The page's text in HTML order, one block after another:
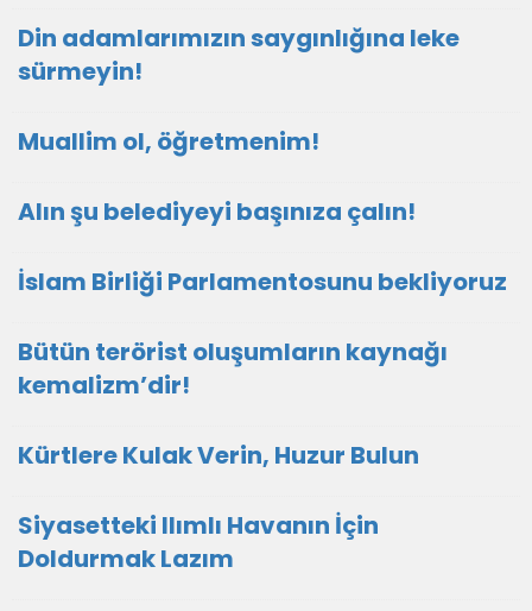
Din adamlarımızın saygınlığına leke
sürmeyin!
Muallim ol, öğretmenim!
Alın şu belediyeyi başınıza çalın!
İslam Birliği Parlamentosunu bekliyoruz
Bütün terörist oluşumların kaynağı
kemalizm’dir!
Kürtlere Kulak Verin, Huzur Bulun
Siyasetteki Ilımlı Havanın İçin
Doldurmak Lazım